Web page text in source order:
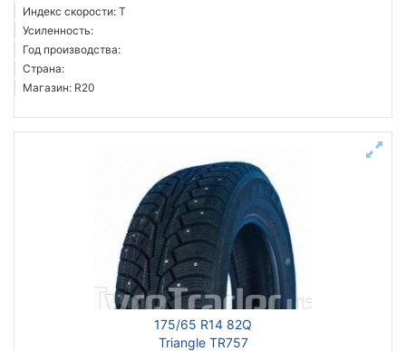
Индекс скорости: T
Усиленность:
Год производства:
Страна:
Магазин: R20
175/65 R14 82Q
Triangle TR757